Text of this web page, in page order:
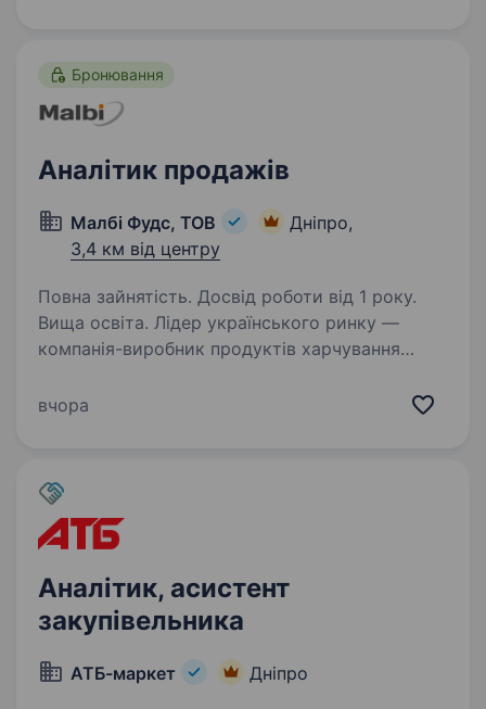
Бронювання
Аналітик продажів
Малбі Фудс, ТОВ
Дніпро,
3,4 км від центру
Повна зайнятість. Досвід роботи від 1 року.
Вища освіта. Лідер українського ринку —
компанія-виробник продуктів харчування
продажів» Вимоги до кандидатів: вища освіта
вчора
Аналітик, асистент
закупівельника
АТБ-маркет Дніпро